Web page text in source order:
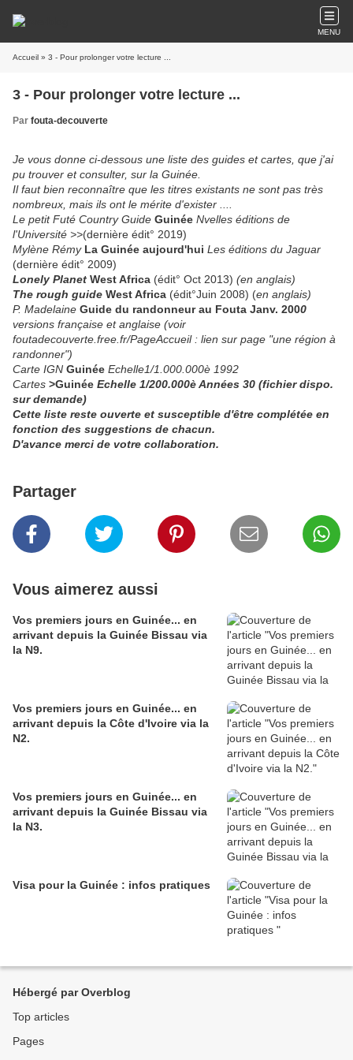
MENU
Accueil » 3 - Pour prolonger votre lecture ...
3 - Pour prolonger votre lecture ...
Par fouta-decouverte
Je vous donne ci-dessous une liste des guides et cartes, que j'ai
pu trouver et consulter, sur la Guinée.
Il faut bien reconnaître que les titres existants ne sont pas très
nombreux, mais ils ont le mérite d'exister ....
Le petit Futé Country Guide Guinée Nvelles éditions de
l'Université >>(dernière édit° 2019)
Mylène Rémy La Guinée aujourd'hui Les éditions du Jaguar
(dernière édit° 2009)
Lonely Planet West Africa (édit° Oct 2013) (en anglais)
The rough guide West Africa (édit°Juin 2008) (en anglais)
P. Madelaine Guide du randonneur au Fouta Janv. 2000
versions française et anglaise (voir
foutadecouverte.free.fr/PageAccueil : lien sur page "une région à
randonner")
Carte IGN Guinée Echelle1/1.000.000è 1992
Cartes >Guinée Echelle 1/200.000è Années 30 (fichier dispo.
sur demande)
Cette liste reste ouverte et susceptible d'être complétée en
fonction des suggestions de chacun.
D'avance merci de votre collaboration.
Partager
Vous aimerez aussi
Vos premiers jours en Guinée... en
arrivant depuis la Guinée Bissau via
la N9.
Vos premiers jours en Guinée... en
arrivant depuis la Côte d'Ivoire via la
N2.
Vos premiers jours en Guinée... en
arrivant depuis la Guinée Bissau via
la N3.
Visa pour la Guinée : infos pratiques
Hébergé par Overblog
Top articles
Pages